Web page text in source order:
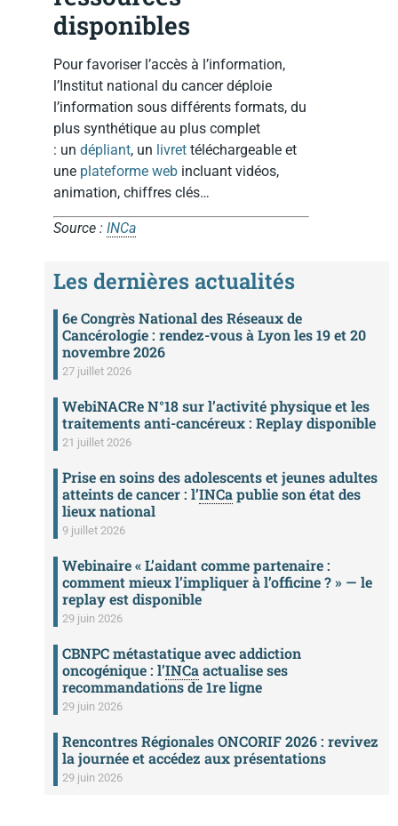
disponibles
Pour favoriser l’accès à l’information,
l’Institut national du cancer déploie
l’information sous différents formats, du
plus synthétique au plus complet
: un dépliant, un livret téléchargeable et
une plateforme web incluant vidéos,
animation, chiffres clés…
Source : INCa
Les dernières actualités
6e Congrès National des Réseaux de
Cancérologie : rendez-vous à Lyon les 19 et 20
novembre 2026
27 juillet 2026
WebiNACRe N°18 sur l’activité physique et les
traitements anti-cancéreux : Replay disponible
21 juillet 2026
Prise en soins des adolescents et jeunes adultes
atteints de cancer : l’INCapublie son état des
lieux national
9 juillet 2026
Webinaire « L’aidant comme partenaire :
comment mieux l’impliquer à l’officine ? » — le
replay est disponible
29 juin 2026
CBNPC métastatique avec addiction
oncogénique : l’INCaactualise ses
recommandations de 1re ligne
29 juin 2026
Rencontres Régionales ONCORIF 2026 : revivez
la journée et accédez aux présentations
29 juin 2026